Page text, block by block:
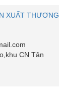
XUẤT THƯƠNG
CN Tân